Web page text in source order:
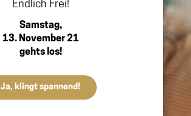
Endlich Frei!
Samstag,
13. November 21
gehts los!
Ja, klingt spannend!